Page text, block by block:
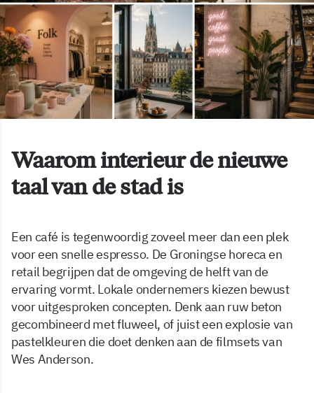
Waarom interieur de nieuwe
taal van de stad is
Een café is tegenwoordig zoveel meer dan een plek
voor een snelle espresso. De Groningse horeca en
retail begrijpen dat de omgeving de helft van de
ervaring vormt. Lokale ondernemers kiezen bewust
voor uitgesproken concepten. Denk aan ruw beton
gecombineerd met fluweel, of juist een explosie van
pastelkleuren die doet denken aan de filmsets van
Wes Anderson.